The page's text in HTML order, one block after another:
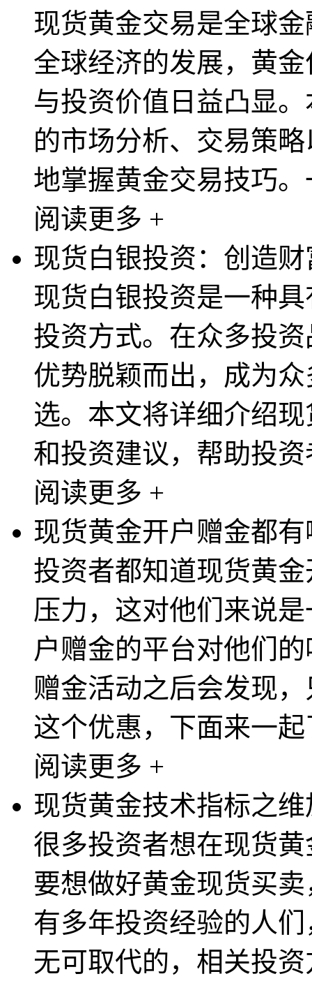
现货黄金交易是全球
全球经济的发展，黄
与投资价值日益凸显
的市场分析、交易策
地掌握黄金交易技巧
阅读更多 +
现货白银投资：创造
现货白银投资是一种
投资方式。在众多投
优势脱颖而出，成为
选。本文将详细介绍
和投资建议，帮助投
阅读更多 +
现货黄金开户赠金都
投资者都知道现货黄
压力，这对他们来说
户赠金的平台对他们
赠金活动之后会发现
这个优惠，下面来一
阅读更多 +
现货黄金技术指标之
很多投资者想在现货
要想做好黄金现货买
有多年投资经验的人
无可取代的，相关投